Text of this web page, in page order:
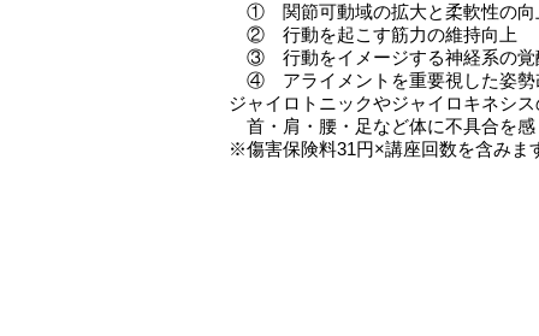
① 関節可動域の拡大と柔軟性の向
② 行動を起こす筋力の維持向上
③ 行動をイメージする神経系の覚
④ アライメントを重要視した姿勢
ジャイロトニックやジャイロキネシ
首・肩・腰・足など体に不具合を
※傷害保険料31円×講座回数を含みま